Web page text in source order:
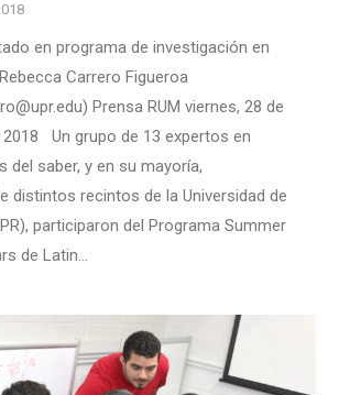
en programa de investigación en
Carrero Figueroa
Prensa RUM viernes, 28 de
Un grupo de 13 expertos en
del saber, y en su mayoría,
distintos recintos de la Universidad de
participaron del Programa Summer
de Latin…